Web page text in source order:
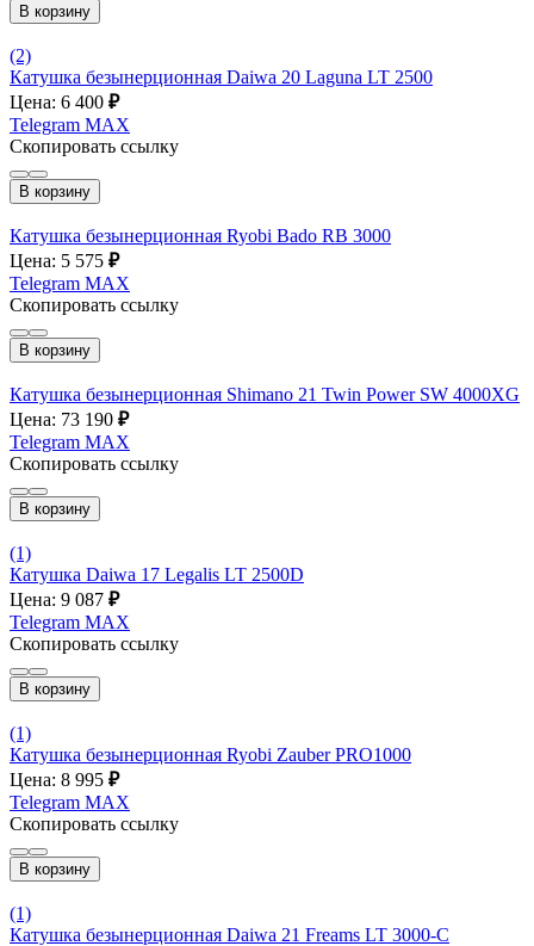
В корзину
(2)
Катушка безынерционная Daiwa 20 Laguna LT 2500
Цена: 6 400 ₽
Telegram MAX
Скопировать ссылку
В корзину
Катушка безынерционная Ryobi Bado RB 3000
Цена: 5 575 ₽
Telegram MAX
Скопировать ссылку
В корзину
Катушка безынерционная Shimano 21 Twin Power SW 4000XG
Цена: 73 190 ₽
Telegram MAX
Скопировать ссылку
В корзину
(1)
Катушка Daiwa 17 Legalis LT 2500D
Цена: 9 087 ₽
Telegram MAX
Скопировать ссылку
В корзину
(1)
Катушка безынерционная Ryobi Zauber PRO1000
Цена: 8 995 ₽
Telegram MAX
Скопировать ссылку
В корзину
(1)
Катушка безынерционная Daiwa 21 Freams LT 3000-C